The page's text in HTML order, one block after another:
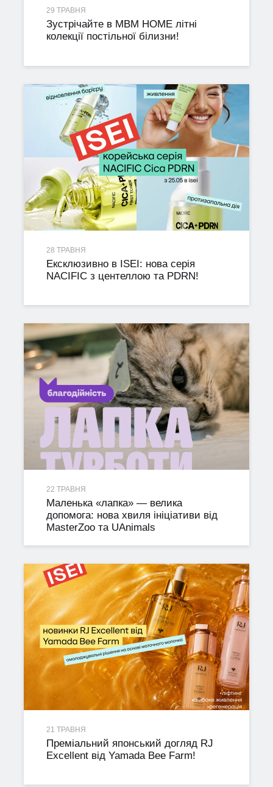
29 ТРАВНЯ
Зустрічайте в MBM HOME літні
колекції постільної білизни!
28 ТРАВНЯ
Ексклюзивно в ISEI: нова серія
NACIFIC з центеллою та PDRN!
22 ТРАВНЯ
Маленька «лапка» — велика
допомога: нова хвиля ініціативи від
MasterZoo та UAnimals
21 ТРАВНЯ
Преміальний японський догляд RJ
Excellent від Yamada Bee Farm!